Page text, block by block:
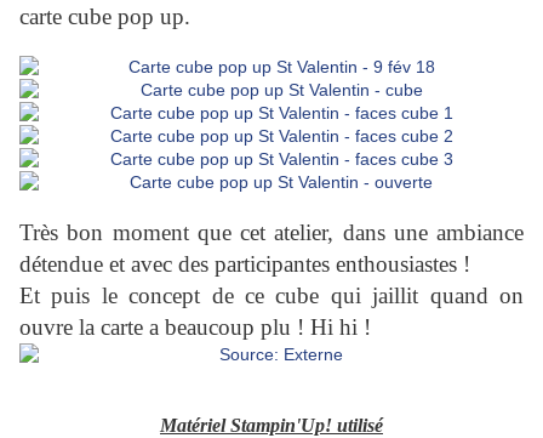
carte cube pop up.
Très bon moment que cet atelier, dans une ambiance
détendue et avec des participantes enthousiastes !
Et puis le concept de ce cube qui jaillit quand on
ouvre la carte a beaucoup plu ! Hi hi !
Matériel Stampin'Up! utilisé